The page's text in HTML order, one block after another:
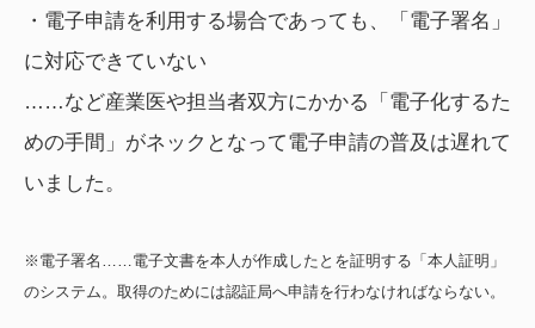
・電子申請を利用する場合であっても、「電子署名」
に対応できていない
……など産業医や担当者双方にかかる「電子化するた
めの手間」がネックとなって電子申請の普及は遅れて
いました。
※電子署名……電子文書を本人が作成したとを証明する「本人証明」
のシステム。取得のためには認証局へ申請を行わなければならない。